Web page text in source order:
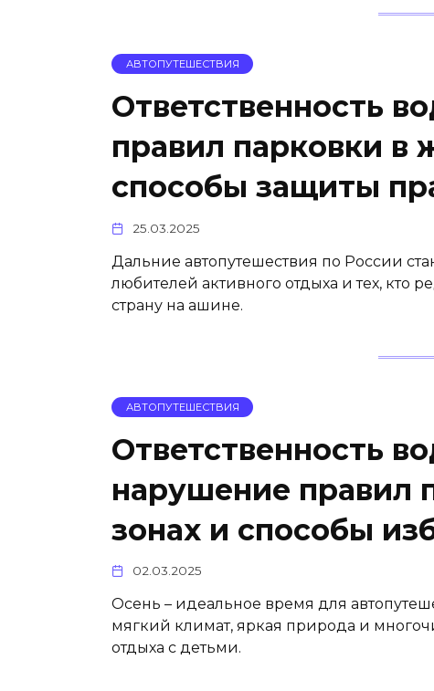
АВТОПУТЕШЕСТВИЯ
Ответственность
правил парковки в
способы защиты
25.03.2025
Дальние автопутешествия по России
любителей активного отдыха и тех, кто
страну на ашине.
АВТОПУТЕШЕСТВИЯ
Ответственность
нарушение правил
зонах и способы
02.03.2025
Осень – идеальное время для
мягкий климат, яркая природа и
отдыха с детьми.